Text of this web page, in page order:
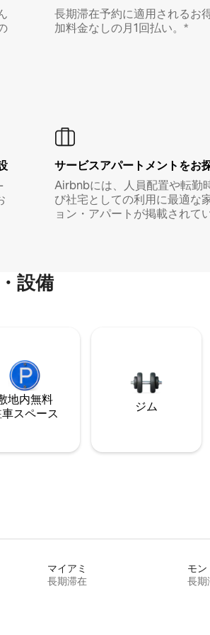
長期滞在予約に適用されるお
加料金なしの月1回払い。*
サービスアパートメントをお
Airbnbには、人員配置や転勤
び社宅としての利用に最適な
ョン・アパートが掲載されて
設備
地内無料
ス⁠ペ⁠ー⁠ス
ジム
マイアミ
長期滞在
モ
長期